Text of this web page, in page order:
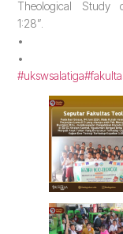
Theological Study
1:28”.
•
•
#ukswsalatiga